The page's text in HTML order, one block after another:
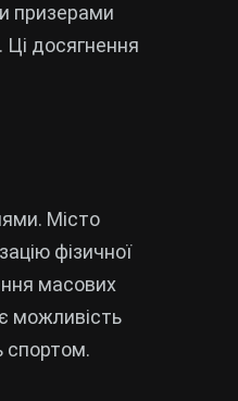
призерами
Ці досягнення
Місто
фізичної
масових
можливість
спортом.